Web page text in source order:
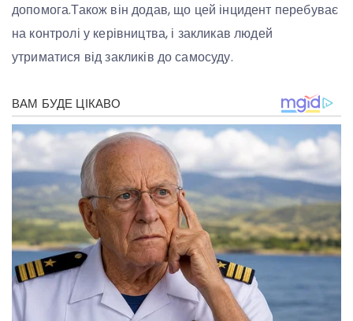
допомога.Також він додав, що цей інцидент перебуває
на контролі у керівництва, і закликав людей
утриматися від закликів до самосуду.